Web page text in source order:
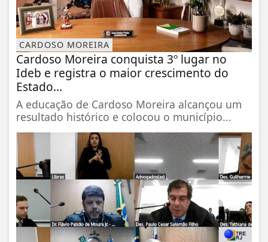
CARDOSO MOREIRA
Cardoso Moreira conquista 3º lugar no
Ideb e registra o maior crescimento do
Estado...
A educação de Cardoso Moreira alcançou um
resultado histórico e colocou o município...